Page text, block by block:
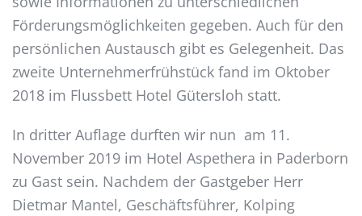
Förderungsmöglichkeiten gegeben. Auch für den
persönlichen Austausch gibt es Gelegenheit. Das
zweite Unternehmerfrühstück fand im Oktober
2018 im Flussbett Hotel Gütersloh statt.
In dritter Auflage durften wir nun am 11.
November 2019 im Hotel Aspethera in Paderborn
zu Gast sein. Nachdem der Gastgeber Herr
Dietmar Mantel, Geschäftsführer, Kolping